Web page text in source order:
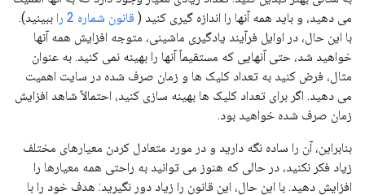
می دهید، و باید همه آنها را اندازه گیری کنید ( قانون شماره 2 را
ببینید).
با این حال، در اوایل فرآیند یادگیری ماشینی، متوجه افزایش همه آنها
خواهید شد، حتی آنهایی که مستقیماً آنها را بهینه نمی کنید. به عنوان
مثال، فرض کنید به تعداد کلیک ها و زمان صرف شده در سایت اهمیت
می دهید. اگر برای تعداد کلیک ها بهینه سازی کنید، احتمالاً شاهد افزایش
زمان صرف شده خواهید بود.
بنابراین، آن را ساده نگه دارید و در مورد متعادل کردن معیارهای مختلف
زیاد فکر نکنید، در حالی که هنوز می توانید به راحتی همه معیارها را
افزایش دهید. با این حال، این قانون را زیاد دور نگیرید: هدف خود را با